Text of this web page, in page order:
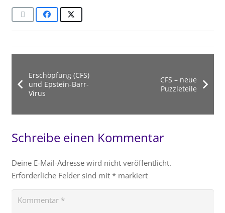
Erschöpfung (CFS)
und Epstein-Barr-
Virus
CFS – neue
Puzzleteile
Schreibe einen Kommentar
Deine E-Mail-Adresse wird nicht veröffentlicht.
Erforderliche Felder sind mit *markiert